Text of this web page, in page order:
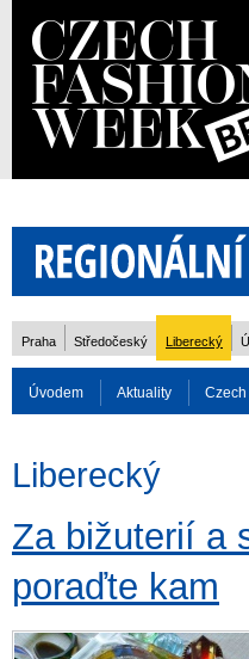
Praha Středočeský Liberecký
Úvodem Aktuality
Liberecký
Za bižuterií a
poraďte kam